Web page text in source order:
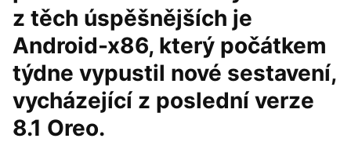
z těch úspěšnějších je
Android-x86, který počátkem
týdne vypustil nové sestavení,
vycházející z poslední verze
8.1 Oreo.